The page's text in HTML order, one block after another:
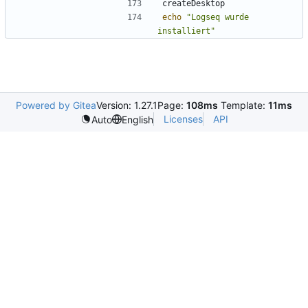
echo
"Logseq wurde
installiert"
Powered by GiteaVersion: 1.27.1Page: 108ms Template: 11ms
Auto
English Licenses API